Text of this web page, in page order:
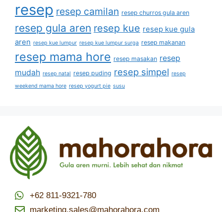
resep resep camilan resep churros gula aren
resep gula aren resep kue resep kue gula
aren resep kue lumpur resep kue lumpur surga resep makanan
resep mama hore resep masakan resep
mudah resep natal resep puding resep simpel resep
weekend mama hore resep yogurt pie susu
+62 811-9321-780
marketing.sales@mahorahora.com